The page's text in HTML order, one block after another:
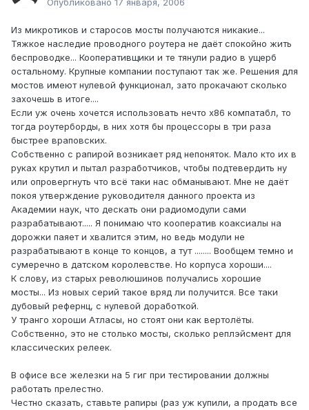
Опубликовано 17 января, 2006
Из микротиков и старосов мосты получаются никакие...
Тяжкое наследие проводного роутера не даёт спокойно жить
беспроводке... Кооперативщики и те тянули радио в ущерб
остальному. Крупные компании поступают так же. Решения для
мостов имеют нулевой функционал, зато прокачают сколько
захочешь в итоге....
Если уж очень хочется использовать нечто х86 компатабл, то
тогда роутерборды, в них хотя бы процессоры в три раза
быстрее враповских.
Собственно с рапирой возникает ряд непоняток. Мало кто их в
руках крутил и пытал разработчиков, чтобы подтевердить ну
или опровергнуть что всё таки нас обманывают. Мне не даёт
покоя утверждение руководителя данного проекта из
Академии наук, что дескать они радиомодули сами
разрабатывают..... Я понимаю что кооператив коаксиалы на
дорожки паяет и хвалится этим, но ведь модули не
разрабатывают в конце то концов, а тут ........ Вообщем темно и
сумеречно в датском королевстве. Но корпуса хороши....
К слову, из старых революшинов получались хорошие
мосты... Из новых серий такое вряд ли получится. Все таки
дубовый рефернц, с нулевой доработкой.
У транго хороши Атласы, но стоят они как вертолёты.
Собственно, это не столько мосты, сколько реплэйсмент для
классических релеек.
В офисе все железки на 5 гиг при тестировании должны
работать прелестно.
Честно сказать, ставьте рапиры (раз уж купили, а продать все